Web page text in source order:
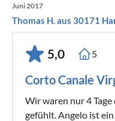
Juni 2017
Thomas H. aus 30171
5,0 5
Corto Canale
Wir waren nur 4
gefühlt. Angelo ist